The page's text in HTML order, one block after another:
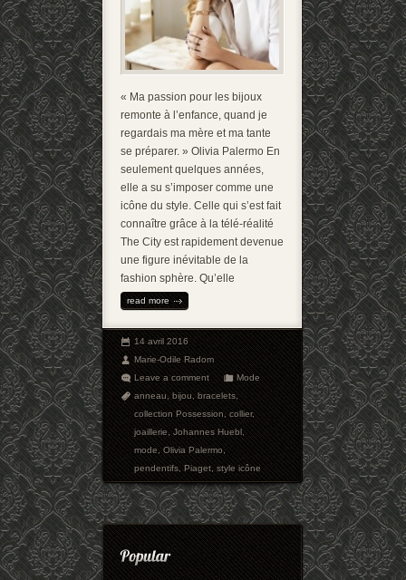
« Ma passion pour les bijoux
remonte à l’enfance, quand je
regardais ma mère et ma tante
se préparer. » Olivia Palermo En
seulement quelques années,
elle a su s’imposer comme une
icône du style. Celle qui s’est fait
connaître grâce à la télé-réalité
The City est rapidement devenue
une figure inévitable de la
fashion sphère. Qu’elle
read more
14 avril 2016
Marie-Odile Radom
Leave a comment
Mode
anneau,bijou,bracelets,
collection Possession,collier,
joaillerie,Johannes Huebl,
mode,Olivia Palermo,
pendentifs,Piaget,style icône